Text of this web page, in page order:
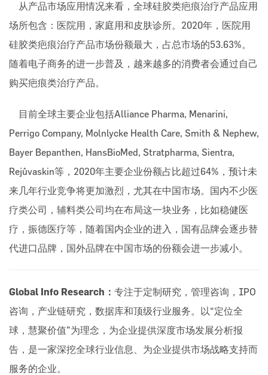
从产品市场应用情况来看，全球硅胶类疤痕治疗产品应用
场所包含：医院用，家庭用和皮肤诊所。2020年，医院用
硅胶类疤痕治疗产品市场份额最大，占总市场的53.63%。
随着电子商务的进一步普及，越来越多的消费者会通过自己
购买疤痕类治疗产品。
目前全球主要企业包括Alliance Pharma, Menarini,
Perrigo Company, Molnlycke Health Care, Smith & Nephew,
Bayer Bepanthen, HansBioMed, Stratpharma, Sientra,
Rejûvaskin等，2020年主要企业份额占比超过64%，预计未
来几年行业竞争将更加激烈，尤其在中国市场。国内不少医
疗类公司，辅料类公司均在布局这一块业务，比如稳健医
疗，振德医疗等，随着国内企业的进入，国有品牌会逐步替
代进口品牌，国外品牌在中国市场的份额会进一步减小。
Global Info Research： 专注于定制研究，管理咨询，IPO
咨询，产业链研究，数据库和顶级行业服务。以“定位全
球，慧聚价值”为理念，为企业提供深度市场发展分析报
告，是一家深挖全球行业信息、为企业提供市场战略支持而
服务的企业。